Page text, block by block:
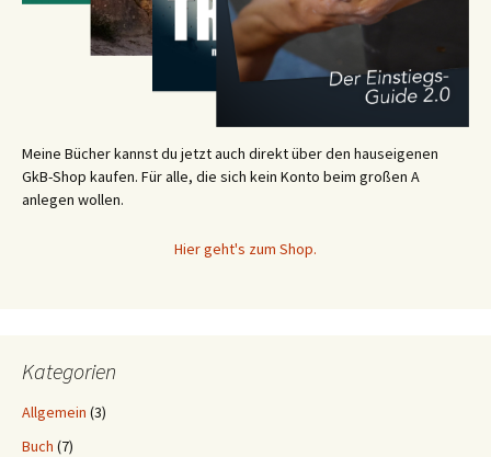
Meine Bücher kannst du jetzt auch direkt über den hauseigenen
GkB-Shop kaufen. Für alle, die sich kein Konto beim großen A
anlegen wollen.
Hier geht's zum Shop.
Kategorien
Allgemein (3)
Buch (7)